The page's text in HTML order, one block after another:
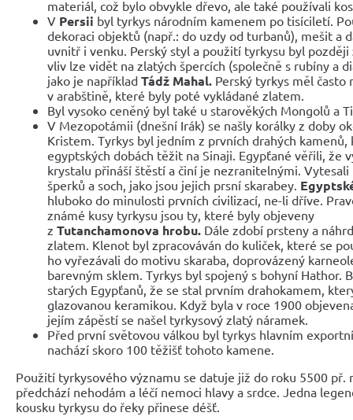
materiál, což bylo obvykle dřevo, ale také používali
V Persii byl tyrkys národním kamenem po tisíciletí.
dekoraci objektů (např.: do uzdy od turbanů), mešit a
uvnitř i venku. Perský styl a použití tyrkysu byl později
vliv lze vidět na zlatých špercích (společně s rubíny a
jako je například Tádž Mahal. Perský tyrkys měl
v arabštině, které byly poté vykládané zlatem.
Byl vysoko ceněný byl také u starověkých Mongolů a
V Mezopotámii (dnešní Irák) se našly korálky z doby
Kristem. Tyrkys byl jedním z prvních drahých kamenů,
egyptských dobách těžit na Sinaji. Egypťané věřili, že
krystalu přináší štěstí a činí je nezranitelnými.
šperků a soch, jako jsou jejich prsní skarabey.
hluboko do minulosti prvních civilizací, ne-li dříve.
známé kusy tyrkysu jsou ty, které byly objeveny
z Tutanchamonova hrobu. Dále zdobí prsteny a
zlatem. Klenot byl zpracováván do kuliček, které se
ho vyřezávali do motivu skaraba, doprovázený
barevným sklem. Tyrkys byl spojený s bohyní Hathor.
starých Egypťanů, že se stal prvním drahokamem,
glazovanou keramikou. Když byla v roce 1900
jejím zápěstí se našel tyrkysový zlatý náramek.
Před první světovou válkou byl tyrkys hlavním
nachází skoro 100 těžišť tohoto kamene.
Použití tyrkysového významu se datuje již do roku 5500 př.
předchází nehodám a léčí nemoci hlavy a srdce. Jedna
kousku tyrkysu do řeky přinese déšť.